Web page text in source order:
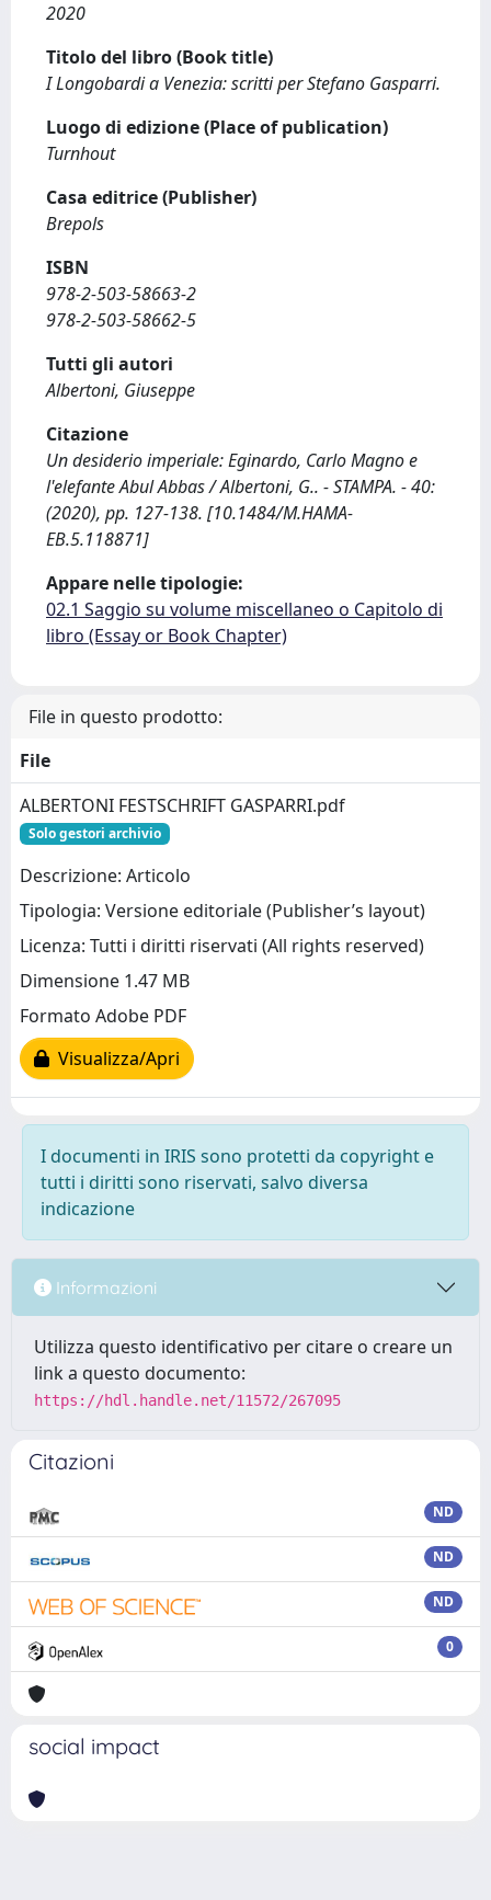
2020
Titolo del libro (Book title)
I Longobardi a Venezia: scritti per Stefano Gasparri.
Luogo di edizione (Place of publication)
Turnhout
Casa editrice (Publisher)
Brepols
ISBN
978-2-503-58663-2
978-2-503-58662-5
Tutti gli autori
Albertoni, Giuseppe
Citazione
Un desiderio imperiale: Eginardo, Carlo Magno e
l'elefante Abul Abbas / Albertoni, G.. - STAMPA. - 40:
(2020), pp. 127-138. [10.1484/M.HAMA-
EB.5.118871]
Appare nelle tipologie:
02.1 Saggio su volume miscellaneo o Capitolo di
libro (Essay or Book Chapter)
File in questo prodotto:
File
ALBERTONI FESTSCHRIFT GASPARRI.pdf
Solo gestori archivio
Descrizione: Articolo
Tipologia: Versione editoriale (Publisher’s layout)
Licenza: Tutti i diritti riservati (All rights reserved)
Dimensione 1.47 MB
Formato Adobe PDF
Visualizza/Apri
I documenti in IRIS sono protetti da copyright e
tutti i diritti sono riservati, salvo diversa
indicazione
Informazioni
Utilizza questo identificativo per citare o creare un
link a questo documento:
https://hdl.handle.net/11572/267095
Citazioni
ND
ND
ND
0
social impact